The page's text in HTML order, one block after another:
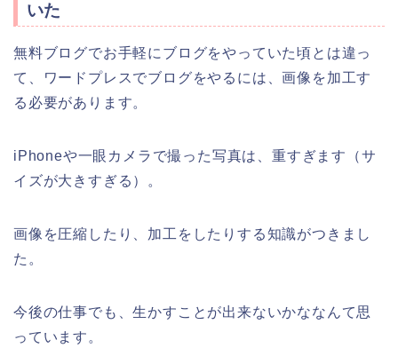
いた
無料ブログでお手軽にブログをやっていた頃とは違っ
て、ワードプレスでブログをやるには、画像を加工す
る必要があります。
iPhoneや一眼カメラで撮った写真は、重すぎます（サ
イズが大きすぎる）。
画像を圧縮したり、加工をしたりする知識がつきまし
た。
今後の仕事でも、生かすことが出来ないかななんて思
っています。